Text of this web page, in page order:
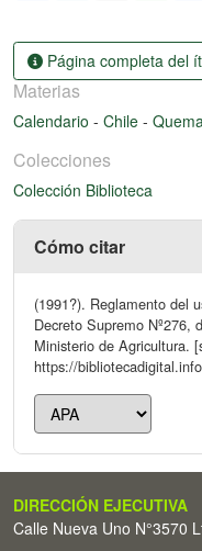
Página completa del
Materias
Calendario - Chile -
Colecciones
Colección Biblioteca
Cómo citar
(1991?). Reglamento del
Decreto Supremo Nº276,
Ministerio de Agricultura.
https://
DIRECCIÓN EJECUTIVA
Calle Nueva Uno N°3570